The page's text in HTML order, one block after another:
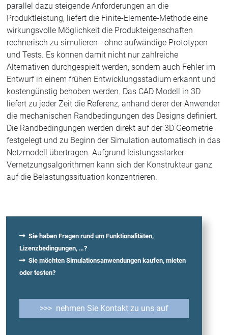
parallel dazu steigende Anforderungen an die
Produktleistung, liefert die Finite-Elemente-Methode eine
wirkungsvolle Möglichkeit die Produkteigenschaften
rechnerisch zu simulieren - ohne aufwändige Prototypen
und Tests. Es können damit nicht nur zahlreiche
Alternativen durchgespielt werden, sondern auch Fehler im
Entwurf in einem frühen Entwicklungsstadium erkannt und
kostengünstig behoben werden. Das CAD Modell in 3D
liefert zu jeder Zeit die Referenz, anhand derer der Anwender
die mechanischen Randbedingungen des Designs definiert.
Die Randbedingungen werden direkt auf der 3D Geometrie
festgelegt und zu Beginn der Simulation automatisch in das
Netzmodell übertragen. Aufgrund leistungsstarker
Vernetzungsalgorithmen kann sich der Konstrukteur ganz
auf die Belastungssituation konzentrieren.
Sie haben Fragen rund um Funktionalitäten,
Lizenzbedingungen, …?
Sie möchten Simulationsanwendungen kaufen, mieten
oder testen?
>>> nehmen Sie Kontakt zu uns auf